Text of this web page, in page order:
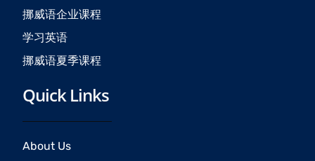
挪威语企业课程
学习英语
挪威语夏季课程
Quick Links
About Us